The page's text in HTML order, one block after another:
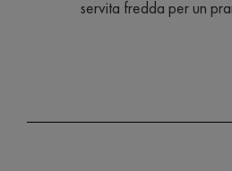
servita fredda per un